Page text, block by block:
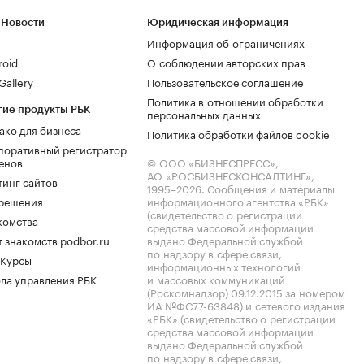
продукты РБК
для бизнеса
регистратор
сайтов
знакомств podbor.ru
управления РБК
Юридическая информация
Информация об ограничениях
О соблюдении авторских прав
Пользовательское соглашение
Политика в отношении обработки
персональных данных
Политика обработки файлов cookie
© ООО «БИЗНЕСПРЕСС»,
АО «РОСБИЗНЕСКОНСАЛТИНГ»,
1995–2026. Сообщения и материалы
информационного агентства «РБК»
(свидетельство о регистрации
средства массовой информации
выдано Федеральной службой
по надзору в сфере связи,
информационных технологий
и массовых коммуникаций
(Роскомнадзор) 09.12.2015 за номером
ИА №ФС77-63848) и сетевого издания
«РБК» (свидетельство о регистрации
средства массовой информации
выдано Федеральной службой
по надзору в сфере связи,